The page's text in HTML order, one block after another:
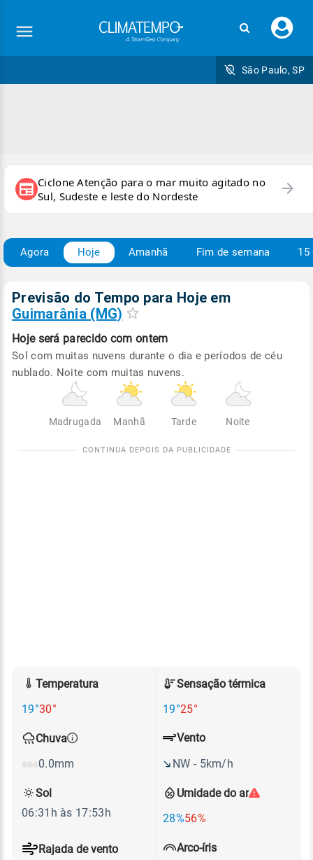
seu
São Paulo, SP
newspaper Ciclone Atenção para o mar muito agitado no
Sul, Sudeste e leste do Nordeste
arrow_forward
Agora Hoje Amanhã Fim de semana 15
Previsão do Tempo para Hoje em
Guimarânia (MG)
Hoje será parecido com ontem
Sol com muitas nuvens durante o dia e períodos de céu
nublado. Noite com muitas nuvens.
Madrugada Manhã Tarde Noite
Temperatura
19°30°
Sensação térmica
19°25°
Chuva
0.0mm
Umidade do ar
28%56%
Vento
NW - 5km/h
Rajada de vento
Sol
06:31h às 17:53h
Arco-íris